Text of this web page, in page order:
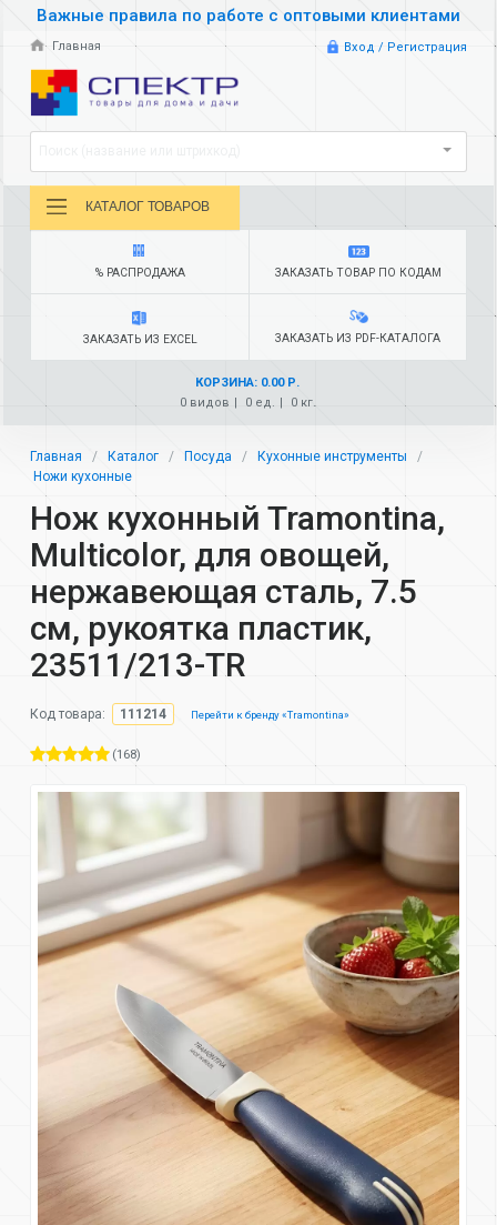
Важные правила по работе с оптовыми клиентами
Главная Вход / Регистрация
КАТАЛОГ ТОВАРОВ
% РАСПРОДАЖА ЗАКАЗАТЬ ТОВАР ПО КОДАМ
ЗАКАЗАТЬ ИЗ EXCEL ЗАКАЗАТЬ ИЗ PDF-КАТАЛОГА
КОРЗИНА: 0.00 Р.
0 видов
0 ед. 0 кг.
Главная Каталог Посуда
Кухонные инструменты
Ножи кухонные
Нож кухонный Tramontina,
Multicolor, для овощей,
нержавеющая сталь, 7.5
см, рукоятка пластик,
23511/213-TR
Код товара: 111214 Перейти к бренду «Tramontina»
(168)